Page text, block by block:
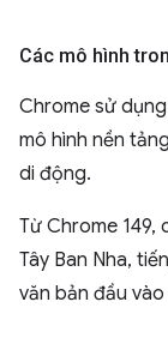
Các mô hình
Chrome sử
mô hình nền
di động.
Từ Chrome 149,
Tây Ban Nha,
văn bản đầu